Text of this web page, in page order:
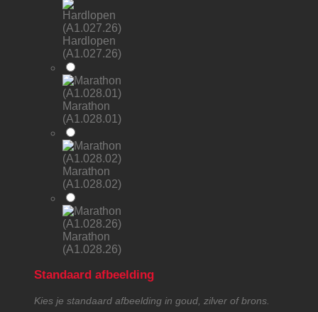
Hardlopen
(A1.027.26)
Marathon
(A1.028.01)
Marathon
(A1.028.02)
Marathon
(A1.028.26)
Standaard afbeelding
Kies je standaard afbeelding in goud, zilver of brons.